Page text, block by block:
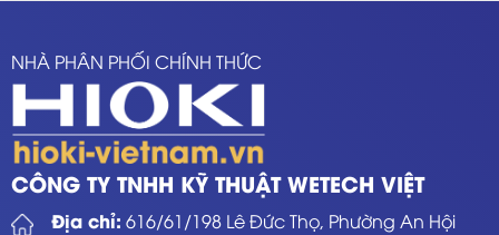
NHÀ PHÂN PHỐI CHÍNH THỨC
CÔNG TY TNHH KỸ THUẬT WETECH VIỆT
Địa chỉ: 616/61/198 Lê Đức Thọ, Phường An Hội